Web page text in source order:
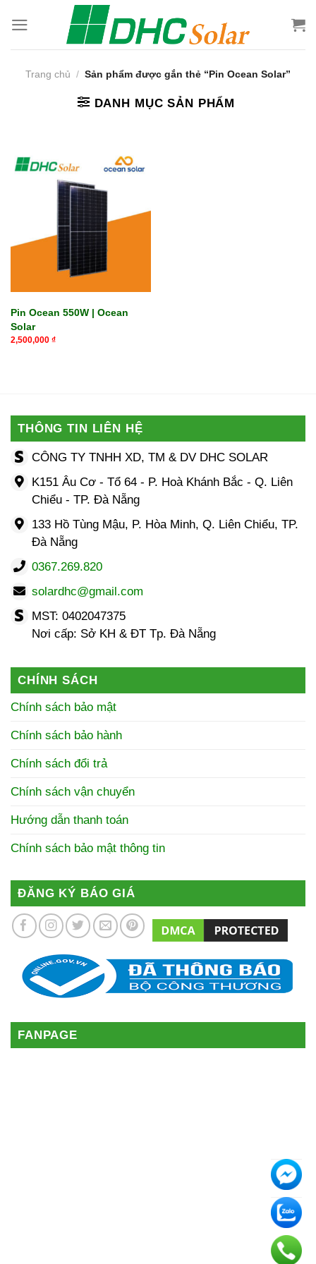
qua
nội
Trang chủ / Sản phẩm được gắn thẻ “Pin Ocean Solar”
DANH MỤC SẢN PHẨM
Pin Ocean 550W | Ocean
Solar
2,500,000 ₫
THÔNG TIN LIÊN HỆ
CÔNG TY TNHH XD, TM & DV DHC SOLAR
K151 Âu Cơ - Tổ 64 - P. Hoà Khánh Bắc - Q. Liên
Chiểu - TP. Đà Nẵng
133 Hồ Tùng Mậu, P. Hòa Minh, Q. Liên Chiểu, TP.
Đà Nẵng
0367.269.820
solardhc@gmail.com
MST: 0402047375
Nơi cấp: Sở KH & ĐT Tp. Đà Nẵng
CHÍNH SÁCH
Chính sách bảo mật
Chính sách bảo hành
Chính sách đổi trả
Chính sách vận chuyển
Hướng dẫn thanh toán
Chính sách bảo mật thông tin
ĐĂNG KÝ BÁO GIÁ
FANPAGE